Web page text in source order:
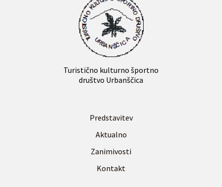
Turistično kulturno športno
društvo Urbanščica
Predstavitev
Aktualno
Zanimivosti
Kontakt